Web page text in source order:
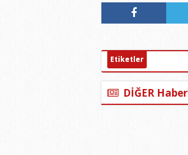
Etiketler
DİĞER